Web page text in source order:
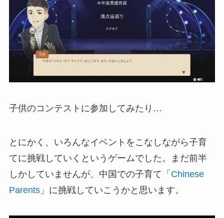
子供のコンテストに参加してみたり…
とにかく、いろんなイベントをこなしながら子育
てに挑戦していくというゲームでした。まだ前半
しかしていませんが、中国での子育て「 Chinese
Parents」に挑戦していこうかと思います。